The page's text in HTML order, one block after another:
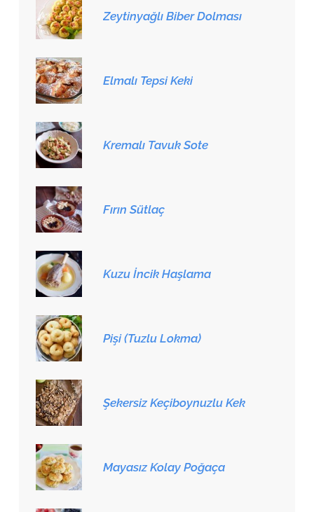
Zeytinyağlı Biber Dolması
Elmalı Tepsi Keki
Kremalı Tavuk Sote
Fırın Sütlaç
Kuzu İncik Haşlama
Pişi (Tuzlu Lokma)
Şekersiz Keçiboynuzlu Kek
Mayasız Kolay Poğaça